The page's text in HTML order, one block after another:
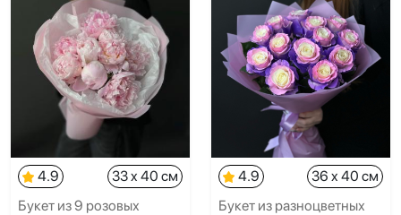
4.9
33 x 40 см
Букет из 9 розовых
4.9
36 x 40 см
Букет из разноцветных